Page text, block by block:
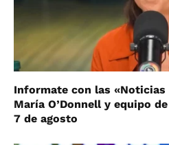
Informate con las «Noticias
María O’Donnell y equipo
7 de agosto